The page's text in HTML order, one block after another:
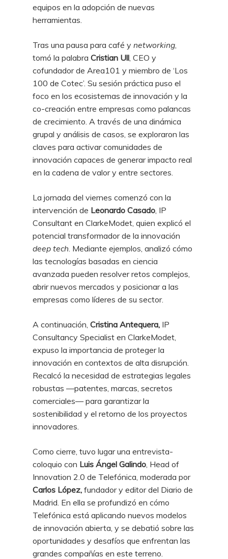
equipos en la adopción de nuevas
herramientas.
Tras una pausa para café y networking
tomó la palabra Cristian Ull , CEO y
cofundador de Area101 y miembro de ‘Los
100 de Cotec’. Su sesión práctica puso el
foco en los ecosistemas de innovación y la
co-creación entre empresas como palancas
de crecimiento. A través de una dinámica
grupal y análisis de casos, se exploraron las
claves para activar comunidades de
innovación capaces de generar impacto real
en la cadena de valor y entre sectores.
La jornada del viernes comenzó con la
intervención de Leonardo Casado , IP
Consultant en ClarkeModet, quien explicó el
potencial transformador de la innovación
deep tech . Mediante ejemplos, analizó cómo
las tecnologías basadas en ciencia
avanzada pueden resolver retos complejos,
abrir nuevos mercados y posicionar a las
empresas como líderes de su sector.
A continuación, Cristina Antequera, IP
Consultancy Specialist en ClarkeModet,
expuso la importancia de proteger la
innovación en contextos de alta disrupción.
Recalcó la necesidad de estrategias legales
robustas —patentes, marcas, secretos
comerciales— para garantizar la
sostenibilidad y el retorno de los proyectos
innovadores.
Como cierre, tuvo lugar una entrevista-
coloquio con Luis Ángel Galindo , Head of
Innovation 2.0 de Telefónica, moderada por
Carlos López, fundador y editor del Diario de
Madrid. En ella se profundizó en cómo
Telefónica está aplicando nuevos modelos
de innovación abierta, y se debatió sobre las
oportunidades y desafíos que enfrentan las
grandes compañías en este terreno.